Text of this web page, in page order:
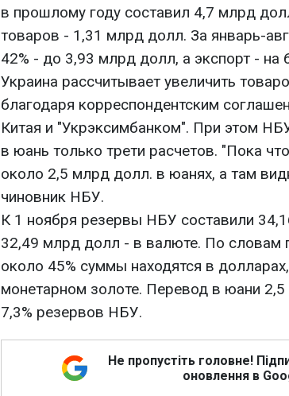
в прошлому году составил 4,7 млрд
товаров - 1,31 млрд долл. За январь-
42% - до 3,93 млрд долл, а экспорт - на
Украина рассчитывает увеличить
благодаря корреспондентским
Китая и "Укрэксимбанком". При этом
в юань только трети расчетов. "Пока
около 2,5 млрд долл. в юанях, а там
чиновник НБУ.
К 1 ноября резервы НБУ составили
32,49 млрд долл - в валюте. По словам
около 45% суммы находятся в
монетарном золоте. Перевод в юани
7,3% резервов НБУ.
Не пропустіть головне!
оновлення в